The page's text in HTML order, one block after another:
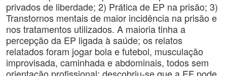
privados de liberdade; 2) Prática de EP na prisão; 3)
Transtornos mentais de maior incidência na prisão e
nos tratamentos utilizados. A maioria tinha a
percepção da EP ligada à saúde; os relatos
relatados foram jogar bola e futebol, musculação
improvisada, caminhada e abdominais, todos sem